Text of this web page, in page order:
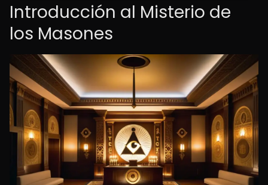
Introducción al Misterio de
los Masones